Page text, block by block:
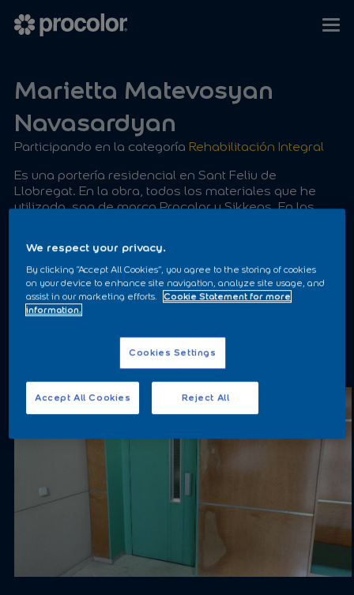
Marietta Matevosyan
Navasardyan
Participando en la categoría Rehabilitación Integral
Es una portería residencial en Sant Feliu de
Llobregat. En la obra, todos los materiales que he
utilizado, son de marca Procolor y Sikkens. En las
de la entrada del bloque.
We respect your privacy.
By clicking “Accept All Cookies”, you agree to the storing of cookies
on your device to enhance site navigation, analyze site usage, and
assist in our marketing efforts.
Cookie Statement for more
information.
Cookies Settings
Reject All
Accept All Cookies